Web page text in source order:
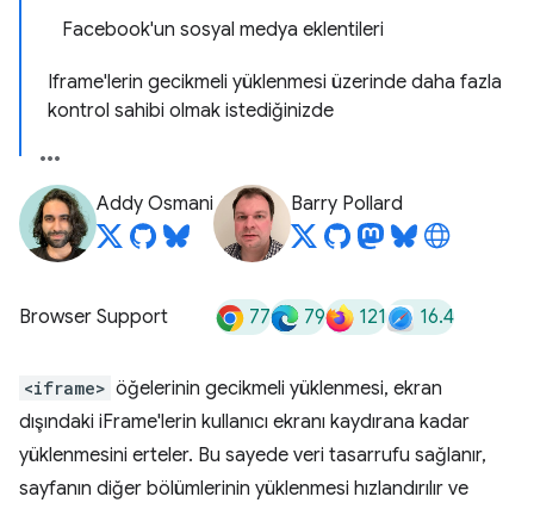
Facebook'un sosyal medya eklentileri
Iframe'lerin gecikmeli yüklenmesi üzerinde daha fazla
kontrol sahibi olmak istediğinizde
Addy Osmani Barry Pollard
Browser Support 77 79 121 16.4
<iframe> öğelerinin gecikmeli yüklenmesi, ekran
dışındaki iFrame'lerin kullanıcı ekranı kaydırana kadar
yüklenmesini erteler. Bu sayede veri tasarrufu sağlanır,
sayfanın diğer bölümlerinin yüklenmesi hızlandırılır ve